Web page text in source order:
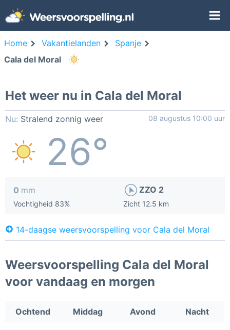
Home Vakantielanden
Spanje
Cala del Moral
Het weer nu in Cala del Moral
Nu: Stralend zonnig weer 08 augustus 10:00 uur
26°
0 mm
Vochtigheid 83%
ZZO 2
Zicht 12.5 km
14-daagse weersvoorspelling voor Cala del Moral
Weersvoorspelling Cala del Moral
voor vandaag en morgen
Ochtend Middag Avond Nacht